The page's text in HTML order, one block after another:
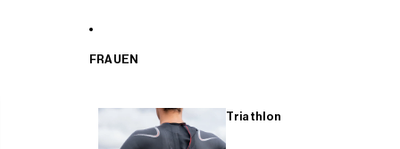
FRAUEN
Triathlon